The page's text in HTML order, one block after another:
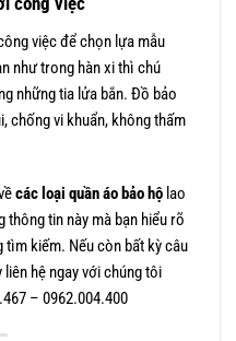
việc để chọn lựa mẫu
như trong hàn xi thì chú
những tia lửa bắn. Đồ bảo
chống vi khuẩn, không thấm
các loại quần áo bảo hộlao
thông tin này mà bạn hiểu rõ
tìm kiếm. Nếu còn bất kỳ câu
hệ ngay với chúng tôi
– 0962.004.400